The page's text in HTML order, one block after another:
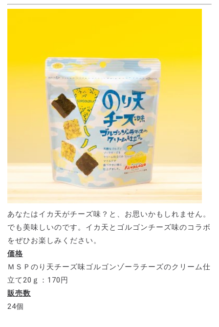
あなたはイカ天がチーズ味？と、お思いかもしれません。
でも美味しいのです。イカ天とゴルゴンチーズ味のコラボ
をぜひお楽しみください。
価格
ＭＳＰのり天チーズ味ゴルゴンゾーラチーズのクリーム仕
立て20ｇ：170円
販売数
24個